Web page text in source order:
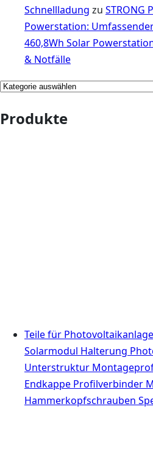
Schnellladung zu STRONG
Powerstation:
460,8Wh Solar
& Notfälle
Kategorie
Produkte
Teile für
Solarmodul Halterung
Unterstruktur
Endkappe Profilverbinder
Hammerkopfschrauben